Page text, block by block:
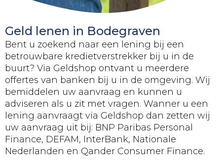
Geld lenen in Bodegraven
Bent u zoekend naar een lening bij een
betrouwbare kredietverstrekker bij u in de
buurt? Via Geldshop ontvant u meerdere
offertes van banken bij u in de omgeving. Wij
bemiddelen uw aanvraag en kunnen u
adviseren als u zit met vragen. Wanner u een
lening aanvraagt via Geldshop dan zetten wij
uw aanvraag uit bij: BNP Paribas Personal
Finance, DEFAM, InterBank, Nationale
Nederlanden en Qander Consumer Finance.